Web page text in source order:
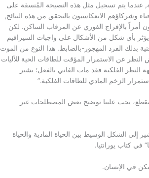
عندما يتم تسجيل مثل هذه النصيحة المُنسقة على
وشركاؤهم الانعكاسيون بالتحقق من هذه النتائج,
أمراً بالإفراج الفوري عن المرقاب الساكن. لكن
يؤثر بأي شكل من الأشكال على واجبات السيرافيم
بذلك الفرد المهجور-بالضابط. هذا النوع من الموت
عن الاستمرار المؤقت للطاقات الحية للآليات
النظر الفلكية فقد مات الفاني بالفعل؛ يشير
الزخم المادي للطاقات الفلكية.”
يجب علينا توضيح بعض المصطلحات غير
إلى الشكل الوسيط بين الحياة المادية والحياة
في كتاب يورانتيا.
في الإنسان.